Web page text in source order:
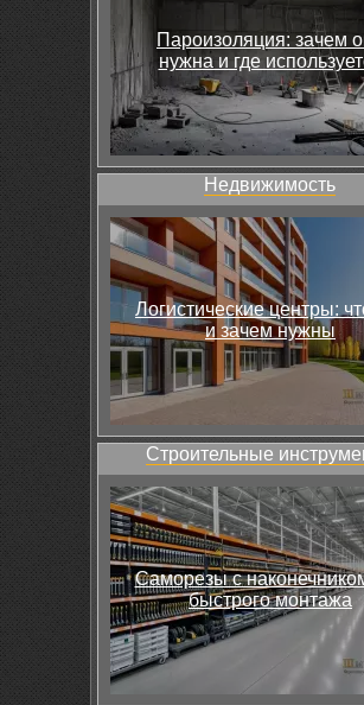
Пароизоляция: зачем
нужна и где
Недвижимость
Логистические центры:
и зачем нужны
Строительные
Саморезы с
быстрого монтажа